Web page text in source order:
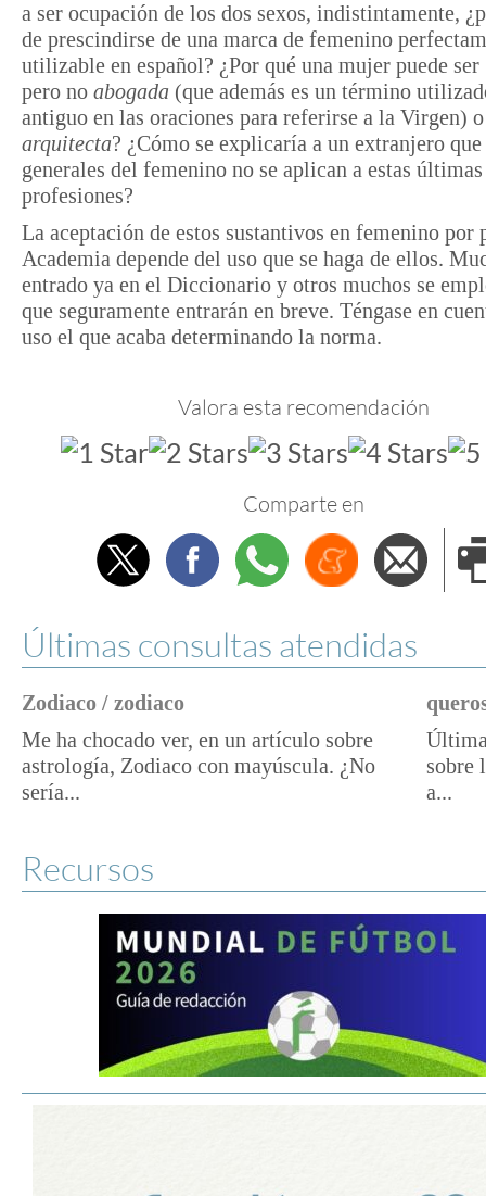
a ser ocupación de los dos sexos, indistintamente,
de prescindirse de una marca de femenino
utilizable en español? ¿Por qué una mujer puede ser
pero no abogada (que además es un término
antiguo en las oraciones para referirse a la Virgen) o
arquitecta? ¿Cómo se explicaría a un extranjero
generales del femenino no se aplican a estas últimas
profesiones?
La aceptación de estos sustantivos en femenino por
Academia depende del uso que se haga de ellos.
entrado ya en el Diccionario y otros muchos se
que seguramente entrarán en breve. Téngase en
uso el que acaba determinando la norma.
Valora esta recomendación
Comparte en
TwitterFacebookWhatsappMenéame
Últimas consultas atendidas
Zodiaco / zodiaco
Me ha chocado ver, en un artículo sobre
astrología, Zodiaco con mayúscula. ¿No
sería...
sobre
a...
Recursos